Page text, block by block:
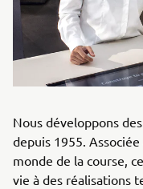
Nous développons
depuis 1955.
monde de la course,
vie à des réalisations